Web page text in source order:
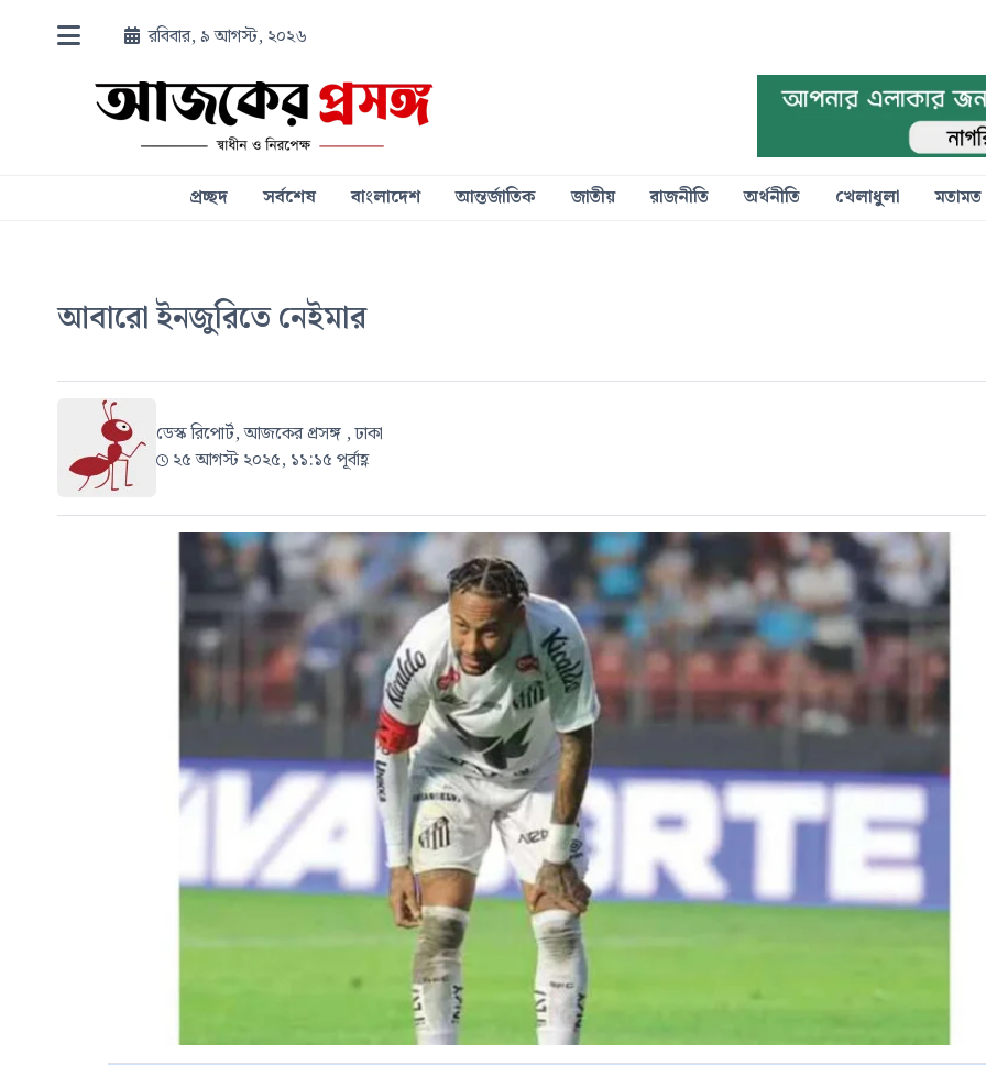
রবিবার, ৯ আগস্ট, ২০২৬
প্রচ্ছদ সর্বশেষ বাংলাদেশ আন্তর্জাতিক জাতীয় রাজনীতি অর্থনীতি খেলাধুলা মতামত
আবারো ইনজুরিতে নেইমার
ডেস্ক রিপোর্ট, আজকের প্রসঙ্গ , ঢাকা
২৫ আগস্ট ২০২৫, ১১:১৫ পূর্বাহ্ণ